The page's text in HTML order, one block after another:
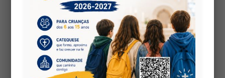
Artigos recentes
2026 1 Agosto dia do lenço Escuteiro
2026 AcAgrup destino Madeira
2026 Inscrições Escuteiros 2026/27